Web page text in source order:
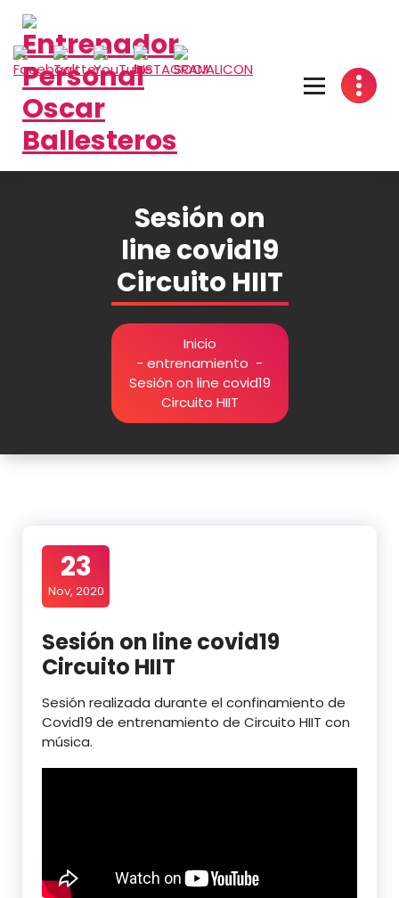
contenido
Sesión on
line covid19
Circuito HIIT
Inicio
- entrenamiento -
Sesión on line covid19
Circuito HIIT
23
Nov, 2020
Sesión on line covid19
Circuito HIIT
Sesión realizada durante el confinamiento de
Covid19 de entrenamiento de Circuito HIIT con
música.